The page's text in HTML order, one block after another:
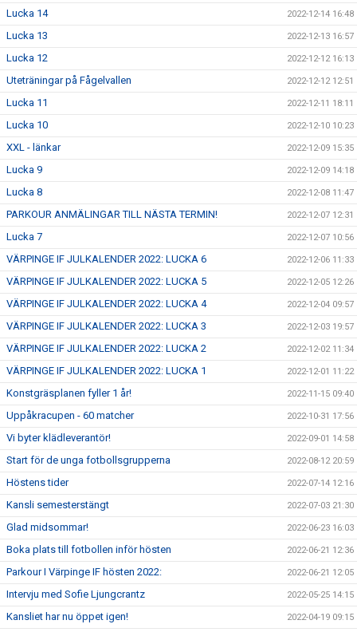
Lucka 14 2022-12-14 16:48
Lucka 13 2022-12-13 16:57
Lucka 12 2022-12-12 16:13
Uteträningar på Fågelvallen 2022-12-12 12:51
Lucka 11 2022-12-11 18:11
Lucka 10 2022-12-10 10:23
XXL - länkar 2022-12-09 15:35
Lucka 9 2022-12-09 14:18
Lucka 8 2022-12-08 11:47
PARKOUR ANMÄLINGAR TILL NÄSTA TERMIN! 2022-12-07 12:31
Lucka 7 2022-12-07 10:56
VÄRPINGE IF JULKALENDER 2022: LUCKA 6 2022-12-06 11:33
VÄRPINGE IF JULKALENDER 2022: LUCKA 5 2022-12-05 12:26
VÄRPINGE IF JULKALENDER 2022: LUCKA 4 2022-12-04 09:57
VÄRPINGE IF JULKALENDER 2022: LUCKA 3 2022-12-03 19:57
VÄRPINGE IF JULKALENDER 2022: LUCKA 2 2022-12-02 11:34
VÄRPINGE IF JULKALENDER 2022: LUCKA 1 2022-12-01 11:22
Konstgräsplanen fyller 1 år! 2022-11-15 09:40
Uppåkracupen - 60 matcher 2022-10-31 17:56
Vi byter klädleverantör! 2022-09-01 14:58
Start för de unga fotbollsgrupperna 2022-08-12 20:59
Höstens tider 2022-07-14 12:16
Kansli semesterstängt 2022-07-03 21:30
Glad midsommar! 2022-06-23 16:03
Boka plats till fotbollen inför hösten 2022-06-21 12:36
Parkour I Värpinge IF hösten 2022: 2022-06-21 12:05
Intervju med Sofie Ljungcrantz 2022-05-25 14:15
Kansliet har nu öppet igen! 2022-04-19 09:15